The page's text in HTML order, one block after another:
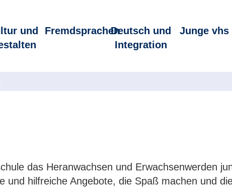
und
FremdsprachenDeutsch und
Integration
Junge vhs
das Heranwachsen und Erwachsenwerden
und hilfreiche Angebote, die Spaß machen und